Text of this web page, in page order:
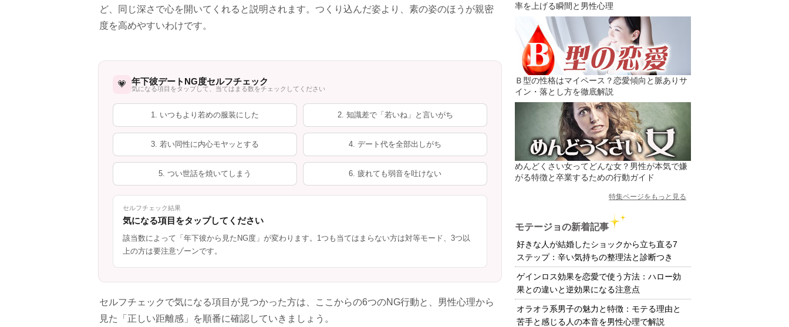
ど、同じ深さで心を開いてくれると説明されます。つくり込んだ姿より、素の姿のほうが親密
度を高めやすいわけです。
💗 年下彼デートNG度セルフチェック
気になる項目をタップして、当てはまる数をチェックしてください
1. いつもより若めの服装にした 2. 知識差で「若いね」と言いがち
3. 若い同性に内心モヤッとする 4. デート代を全部出しがち
5. つい世話を焼いてしまう 6. 疲れても弱音を吐けない
セルフチェック結果
気になる項目をタップしてください
該当数によって「年下彼から見たNG度」が変わります。1つも当てはまらない方は対等モード、3つ以
上の方は要注意ゾーンです。
セルフチェックで気になる項目が見つかった方は、ここからの6つのNG行動と、男性心理から
見た「正しい距離感」を順番に確認していきましょう。
率を上げる瞬間と男性心理
Ｂ型の性格はマイペース？恋愛傾向と脈ありサ
イン・落とし方を徹底解説
めんどくさい女ってどんな女？男性が本気で嫌
がる特徴と卒業するための行動ガイド
特集ページをもっと見る
モテージョの新着記事
好きな人が結婚したショックから立ち直る7
ステップ：辛い気持ちの整理法と診断つき
ゲインロス効果を恋愛で使う方法：ハロー効
果との違いと逆効果になる注意点
オラオラ系男子の魅力と特徴：モテる理由と
苦手と感じる人の本音を男性心理で解説